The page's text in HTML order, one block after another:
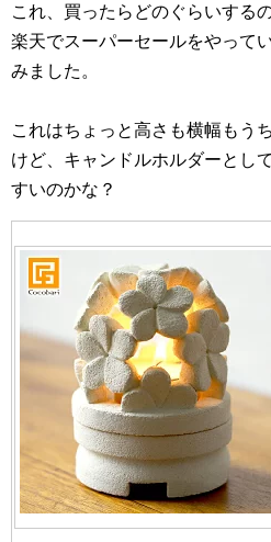
これ、買ったらどのぐらいする
楽天でスーパーセールをやって
みました。
これはちょっと高さも横幅もう
けど、キャンドルホルダーとし
すいのかな？